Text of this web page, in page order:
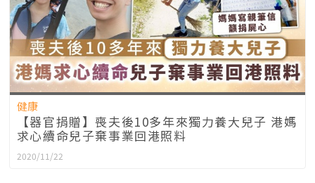
健康
【器官捐贈】喪夫後10多年來獨力養大兒子 港媽
求心續命兒子棄事業回港照料
2020/11/22